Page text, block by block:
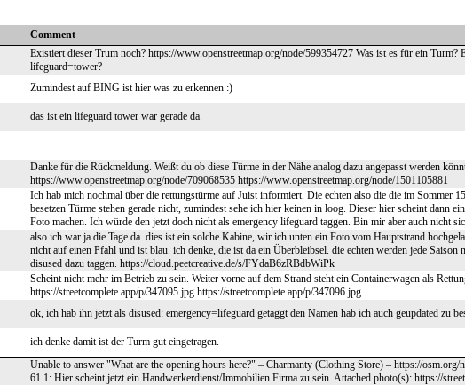
Comment
Existiert dieser Trum noch? https://www.openstreetmap.org/node/599354727 Was ist es für ein Turm?
lifeguard=tower?
Zumindest auf BING ist hier was zu erkennen :)
das ist ein lifeguard tower war gerade da
Danke für die Rückmeldung. Weißt du ob diese Türme in der Nähe analog dazu angepasst werden
https://www.openstreetmap.org/node/709068535 https://www.openstreetmap.org/node/1501105881
Ich hab mich nochmal über die rettungstürme auf Juist informiert. Die echten also die die im Sommer
besetzen Türme stehen gerade nicht, zumindest sehe ich hier keinen in loog. Dieser hier scheint dann
Foto machen. Ich würde den jetzt doch nicht als emergency lifeguard taggen. Bin mir aber auch nicht
also ich war ja die Tage da. dies ist ein solche Kabine, wir ich unten ein Foto vom Hauptstrand
nicht auf einen Pfahl und ist blau. ich denke, die ist da ein Überbleibsel. die echten werden jede Saison
disused dazu taggen. https://cloud.peetcreative.de/s/FYdaB6zRBdbWiPk
Scheint nicht mehr im Betrieb zu sein. Weiter vorne auf dem Strand steht ein Containerwagen als
https://streetcomplete.app/p/347095.jpg https://streetcomplete.app/p/347096.jpg
ok, ich hab ihn jetzt als disused: emergency=lifeguard getaggt den Namen hab ich auch geupdated zu
ich denke damit ist der Turm gut eingetragen.
Unable to answer "What are the opening hours here?" – Charmanty (Clothing Store) – https://osm.org/
61.1: Hier scheint jetzt ein Handwerkerdienst/Immobilien Firma zu sein. Attached photo(s): https://